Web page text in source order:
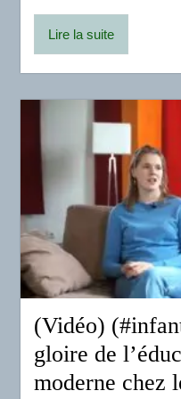
Lire la suite
(Vidéo)
gloire de
moderne chez